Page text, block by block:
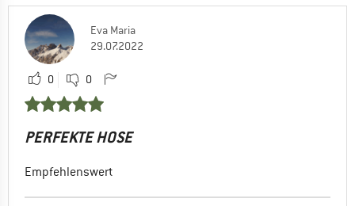
Eva Maria
29.07.2022
0 0
PERFEKTE HOSE
Empfehlenswert